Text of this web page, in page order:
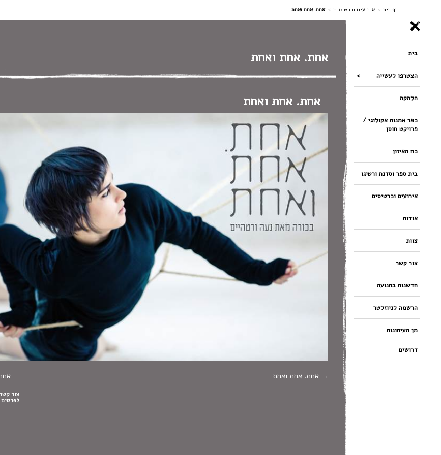
דף בית > אירועים וכרטיסים > אחת. אחת ואחת
בית
הצטרפו לעשייה
הלהקה
כפר אמנות אקולוגי /
פרויקט חוסן
כח האיזון
בית ספר וסדנת ורטיגו
אירועים וכרטיסים
אודות
צוות
צור קשר
חדשנות בתנועה
הרשמה לניוזלטר
מן העיתונות
דרושים
אחת. אחת ואחת
אחת. אחת ואחת
אחת. אחת ואחת
צור קשר
לפרטים